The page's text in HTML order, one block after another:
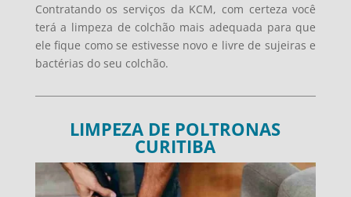
Contratando os serviços da KCM, com certeza você
terá a limpeza de colchão mais adequada para que
ele fique como se estivesse novo e livre de sujeiras e
bactérias do seu colchão.
LIMPEZA DE POLTRONAS
CURITIBA